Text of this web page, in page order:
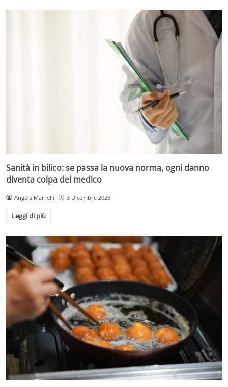
Sanità in bilico: se passa la nuova norma, ogni danno
diventa colpa del medico
Angela Marrelli 3 Dicembre 2025
Leggi di più